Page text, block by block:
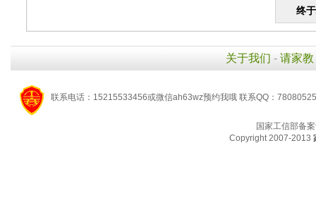
关于我们 - 请家教
联系电话：15215533456或微信ah63wz预约我哦 联系QQ：
国家工信部备
Copyright 2007-2013